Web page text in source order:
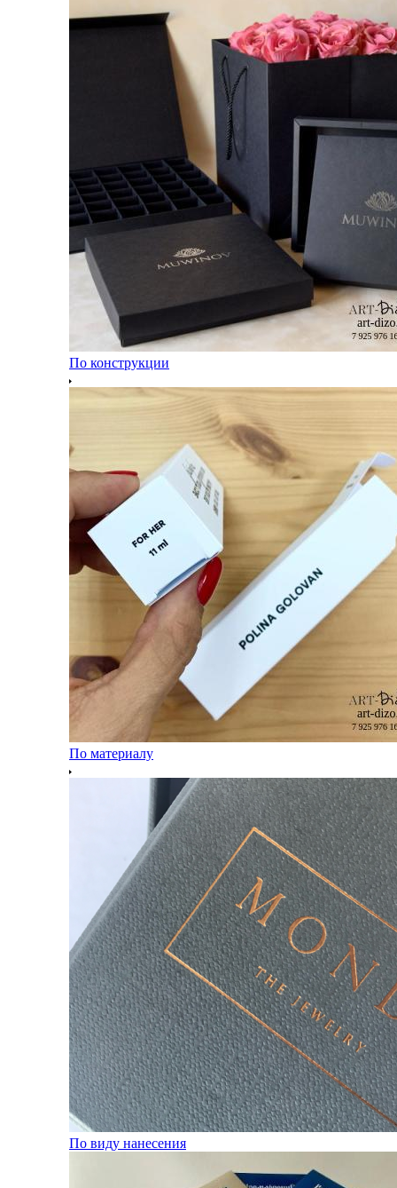
По конструкции
По материалу
По виду нанесения